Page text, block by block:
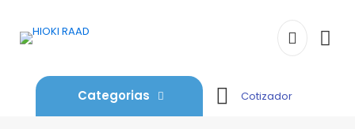
Categorias Cotizador